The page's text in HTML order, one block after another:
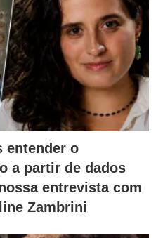
entender o
a partir de dados
entrevista com
Zambrini